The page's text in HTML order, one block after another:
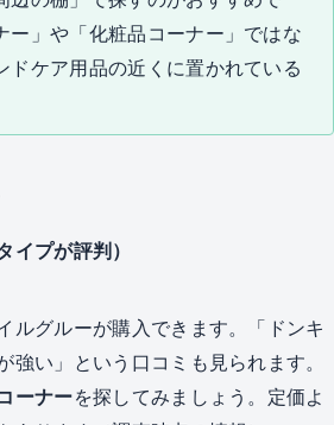
ー」や「化粧品コーナー」ではな
ドケア用品の近くに置かれている
イプが評判）
ルグルーが購入できます。「ドンキ
強い」という口コミも見られます。
ーナーを探してみましょう。定価よ